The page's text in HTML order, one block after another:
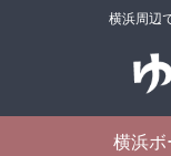
横浜周辺
横浜ボ